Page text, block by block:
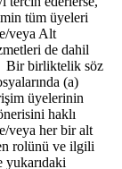
tüm üyeleri
veya Alt
de dahil
Bir birliktelik söz
(a)
üyelerinin
haklı
veya her bir alt
rolünü ve ilgili